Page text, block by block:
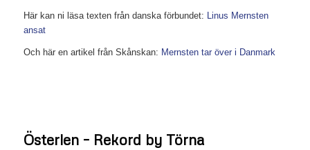
Här kan ni läsa texten från danska förbundet: Linus Mernsten
ansat
Och här en artikel från Skånskan: Mernsten tar över i Danmark
Österlen – Rekord by Törna